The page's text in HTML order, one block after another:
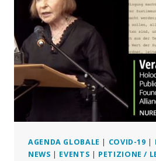
ESSERE
ELENCATO
“COME
CAUSA
DI
AUTISMO”
AGENDA GLOBALE | COVID-19 |
NEWS | EVENTS | PETIZIONE /